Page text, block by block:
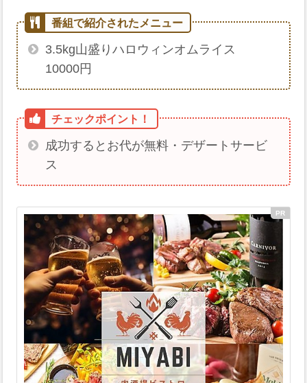
3.5kg山盛りハロウィンオムライス
10000円
成功するとお代が無料・デザートサービ
ス